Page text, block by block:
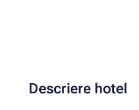
Descriere hotel